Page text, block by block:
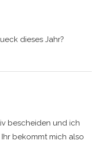
dieses Jahr?
bescheiden und ich
bekommt mich also